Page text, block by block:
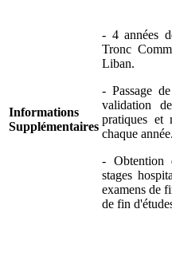
Informations
Supplémentaires
- 4 années
Tronc
Liban.
- Passage
validation
pratiques et
chaque année.
- Obtention
stages
examens de
de fin